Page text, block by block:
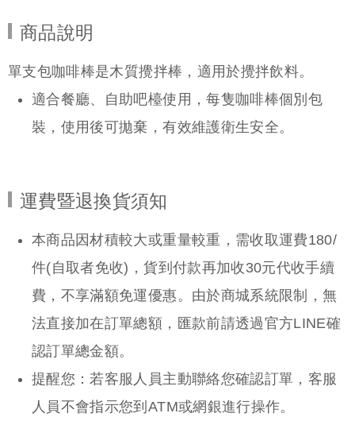
商品說明
單支包咖啡棒是木質攪拌棒，適用於攪拌飲料。
適合餐廳、自助吧檯使用，每隻咖啡棒個別包
裝，使用後可拋棄，有效維護衛生安全。
運費暨退換貨須知
本商品